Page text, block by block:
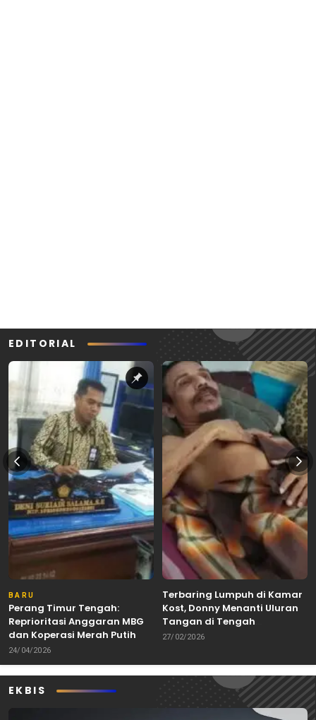
EDITORIAL
BARU
Perang Timur Tengah:
Reprioritasi Anggaran MBG
dan Koperasi Merah Putih
24/04/2026
Terbaring Lumpuh di Kamar
Kost, Donny Menanti Uluran
Tangan di Tengah
Keterbatasan
27/02/2026
EKBIS